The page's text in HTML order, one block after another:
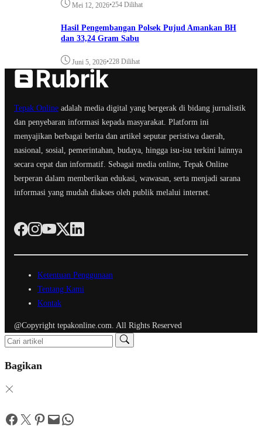
Mei 12, 2026•254 Dilihat
Hasil Pengembangan Polsek Pujud Amankan BH
dan 33,24 Gram Sabu
Juni 5, 2026•228 Dilihat
Tepak Online adalah media digital yang bergerak di bidang jurnalistik
dan penyebaran informasi kepada masyarakat. Platform ini
menyajikan berbagai berita dan artikel seputar peristiwa daerah,
nasional, sosial, pemerintahan, budaya, hingga isu-isu terkini lainnya
secara cepat dan informatif. Sebagai media online, Tepak Online
berperan dalam memberikan edukasi, wawasan, serta menjadi sarana
informasi yang mudah diakses oleh publik melalui internet.
Ketentuan Penggunaan
Tentang Kami
Kontak
@Copyright tepakonline.com. All Rights Reserved
Bagikan
Facebook
Twitter
Pinterest
MailWhatsApp